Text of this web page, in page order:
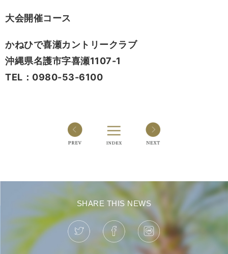
大会開催コース
かねひで喜瀬カントリークラブ
沖縄県名護市字喜瀬1107-1
TEL：0980-53-6100
SHARE THIS NEWS